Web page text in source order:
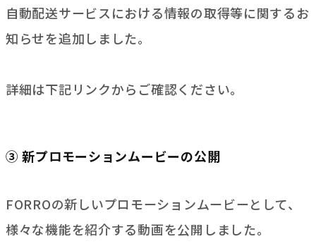
自動配送サービスにおける情報の取得等に関するお
知らせを追加しました。
詳細は下記リンクからご確認ください。
③ 新プロモーションムービーの公開
FORROの新しいプロモーションムービーとして、
様々な機能を紹介する動画を公開しました。